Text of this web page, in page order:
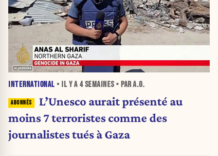
INTERNATIONAL • IL Y A 4 SEMAINES• PAR A.G.
L’Unesco aurait présenté au
moins 7 terroristes comme des
journalistes tués à Gaza